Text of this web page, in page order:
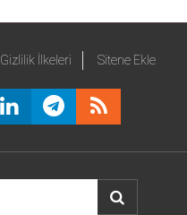
Gizlilik İlkeleri Sitene Ekle